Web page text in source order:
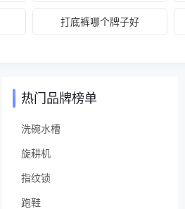
打底裤哪个牌子好
热门品牌榜单
洗碗水槽
旋耕机
指纹锁
跑鞋